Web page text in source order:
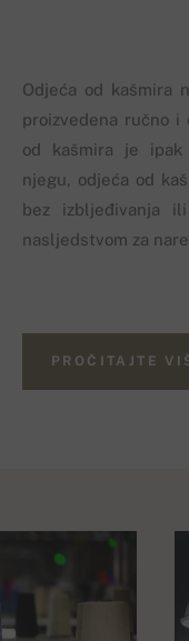
Odjeća od kašmira
proizvedena ručno i
od kašmira je ipak
njegu, odjeća od
bez izbljeđivanja
nasljedstvom za
PROČITAJTE